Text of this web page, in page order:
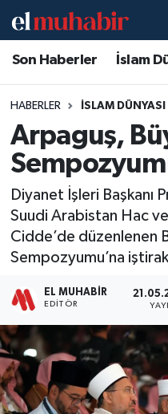
Son Haberler İslam
HABERLER İSLAM DÜNYASI
Arpaguş,
Diyanet İşleri Başkanı
Suudi Arabistan Hac ve
Cidde’de düzenlenen
Sempozyumu’na
EL MUHABIR
EDITÖR
Hava Durumu
Trafik Durumu
Süper Lig Puan
Tüm Manşetler
Son Dakika
Haber Arşivi